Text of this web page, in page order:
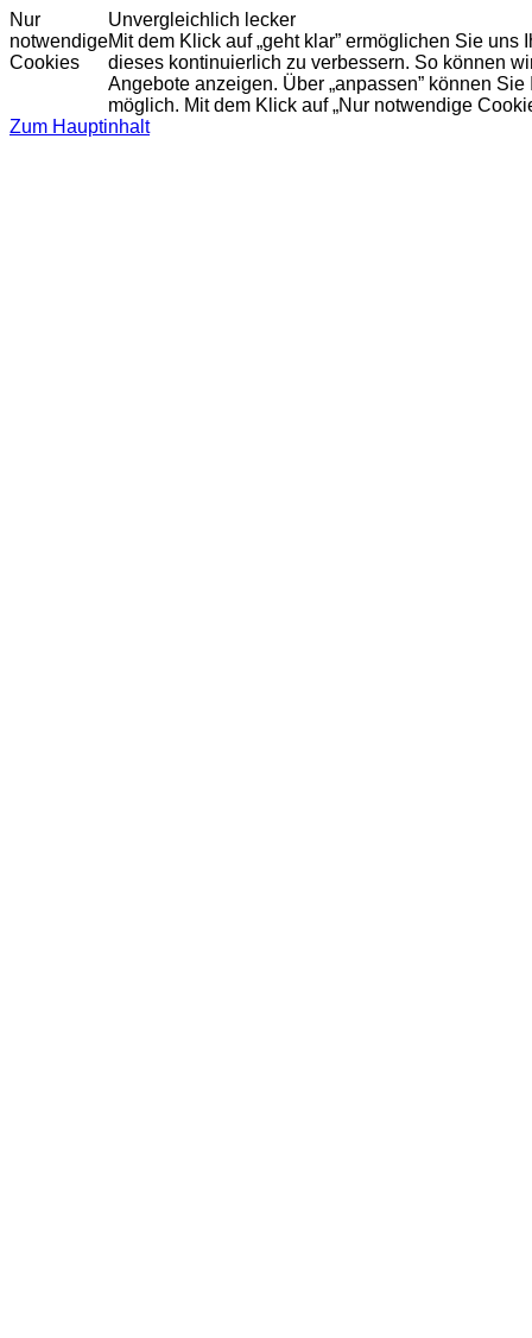
Nur
notwendige
Cookies
Unvergleichlich lecker
Mit dem Klick auf „geht klar” ermöglichen Sie
dieses kontinuierlich zu verbessern. So können
Angebote anzeigen. Über „anpassen” können
möglich. Mit dem Klick auf „Nur notwendige
Zum Hauptinhalt